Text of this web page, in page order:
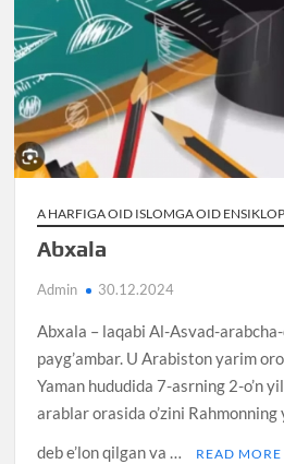
A HARFIGA OID ISLOMGA OID
Abxala
Admin 30.12.2024
Abxala – laqabi Al-Asvad-
payg’ambar. U Arabiston yarim
Yaman hududida 7-asrning 2-o’n
arablar orasida o’zini
deb e’lon qilgan va …
READ MORE